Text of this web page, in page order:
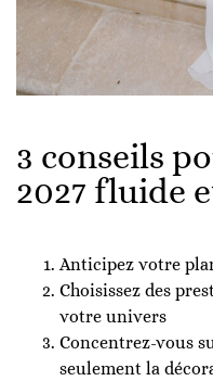
3 conseils
2027 fluide
Anticipez votre
Choisissez des
votre univers
Concentrez-vous
seulement la